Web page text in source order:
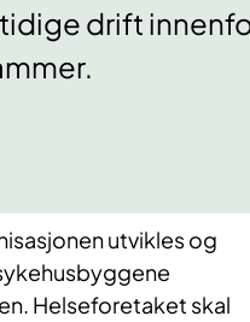
drift
utvikles og
Helseforetaket skal